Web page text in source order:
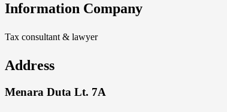
Information Company
Tax consultant & lawyer
Address
Menara Duta Lt. 7A